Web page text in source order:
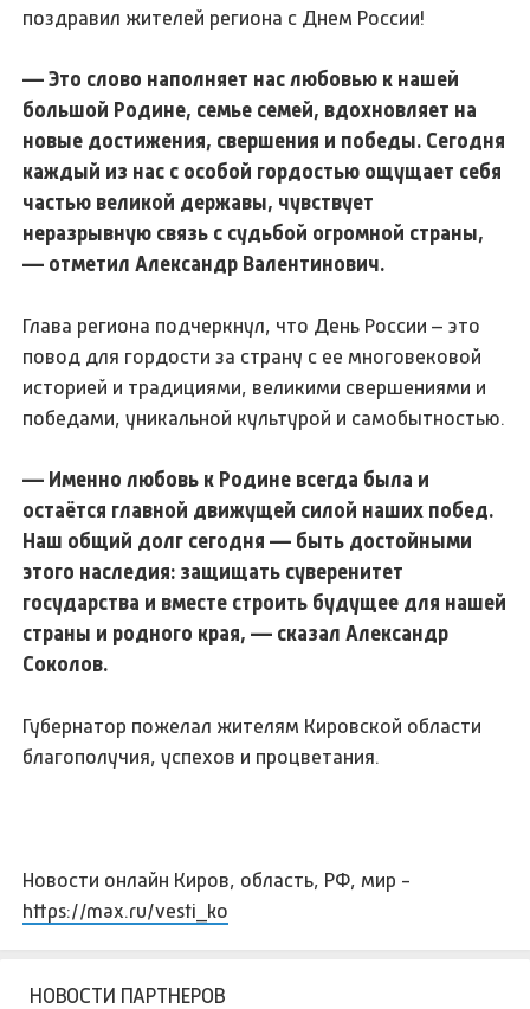
поздравил жителей региона с Днем России!
— Это слово наполняет нас любовью к нашей
большой Родине, семье семей, вдохновляет на
новые достижения, свершения и победы. Сегодня
каждый из нас с особой гордостью ощущает себя
частью великой державы, чувствует
неразрывную связь с судьбой огромной страны,
— отметил Александр Валентинович.
Глава региона подчеркнул, что День России – это
повод для гордости за страну с ее многовековой
историей и традициями, великими свершениями и
победами, уникальной культурой и самобытностью.
— Именно любовь к Родине всегда была и
остаётся главной движущей силой наших побед.
Наш общий долг сегодня — быть достойными
этого наследия: защищать суверенитет
государства и вместе строить будущее для нашей
страны и родного края, — сказал Александр
Соколов.
Губернатор пожелал жителям Кировской области
благополучия, успехов и процветания.
Новости онлайн Киров, область, РФ, мир -
https://max.ru/vesti_ko
НОВОСТИ ПАРТНЕРОВ